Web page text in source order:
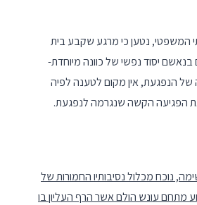
המשפטי, נטען כי מרגע שקבע בית
יסוד נפשי של כוונה מיוחדת-
של הנפגעת, אין מקום לטענה לפיה
הפגיעה הקשה שנגרמה לנפגעת.
נוכח מכלול נסיבותיו החמורות של
מתחם עונש הולם אשר הרף העליון בו